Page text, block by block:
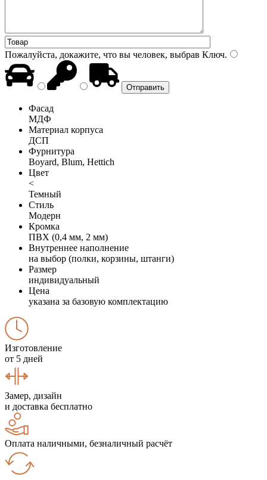
Пожалуйста, докажите, что вы человек, выбрав Ключ.
Фасад
МДФ
Материал корпуса
ДСП
Фурнитура
Boyard, Blum, Hettich
Цвет
<
Темный
Стиль
Модерн
Кромка
ПВХ (0,4 мм, 2 мм)
Внутреннее наполнение
на выбор (полки, корзины, штанги)
Размер
индивидуальный
Цена
указана за базовую комплектацию
Изготовление
от 5 дней
Замер, дизайн
и доставка бесплатно
Оплата наличными, безналичный расчёт